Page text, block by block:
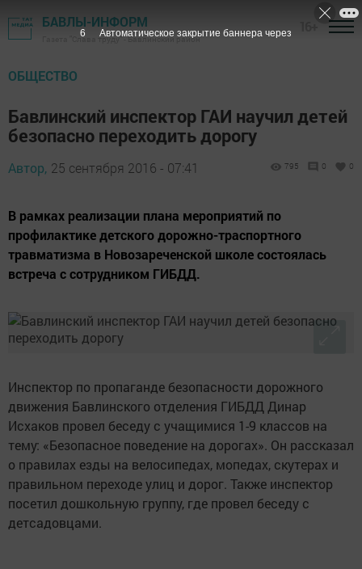
БАВЛЫ-ИНФОРМ
Газета "Слава труду" - Бавлинский район
ОБЩЕСТВО
Бавлинский инспектор ГАИ научил детей
безопасно переходить дорогу
Автор, 25 сентября 2016 - 07:41 795 0 0
В рамках реализации плана мероприятий по
профилактике детского дорожно-траспортного
травматизма в Новозареченской школе состоялась
встреча с сотрудником ГИБДД.
Инспектор по пропаганде безопасности дорожного
движения Бавлинского отделения ГИБДД Динар
Исхаков провел беседу с учащимися 1-9 классов на
тему: «Безопасное поведение на дорогах». Он рассказал
о правилах езды на велосипедах, мопедах, скутерах и
правильном переходе улиц и дорог. Также инспектор
посетил дошкольную группу, где провел беседу с
детсадовцами.
5 Автоматическое закрытие баннера через